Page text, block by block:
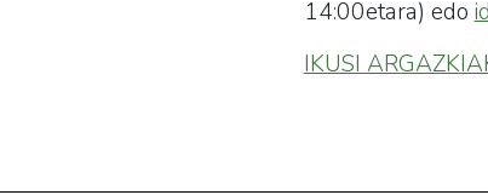
14:00etara) edo
IKUSI